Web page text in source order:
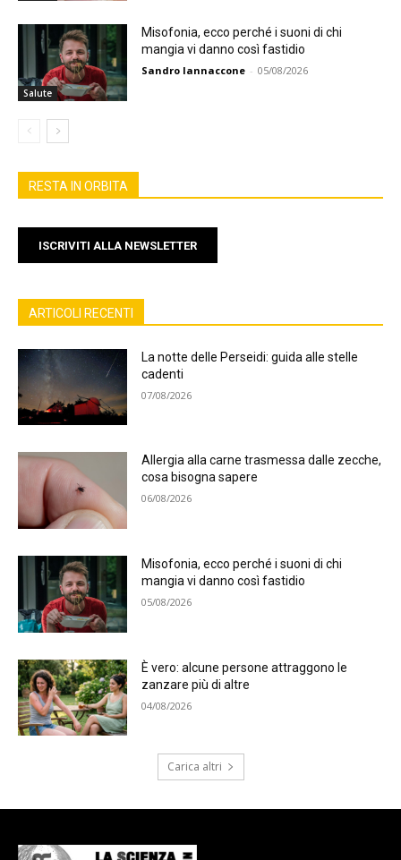
Salute
Misofonia, ecco perché i suoni di chi
mangia vi danno così fastidio
Sandro Iannaccone - 05/08/2026
RESTA IN ORBITA
ISCRIVITI ALLA NEWSLETTER
ARTICOLI RECENTI
La notte delle Perseidi: guida alle stelle
cadenti
07/08/2026
Allergia alla carne trasmessa dalle zecche,
cosa bisogna sapere
06/08/2026
Misofonia, ecco perché i suoni di chi
mangia vi danno così fastidio
05/08/2026
È vero: alcune persone attraggono le
zanzare più di altre
04/08/2026
Carica altri